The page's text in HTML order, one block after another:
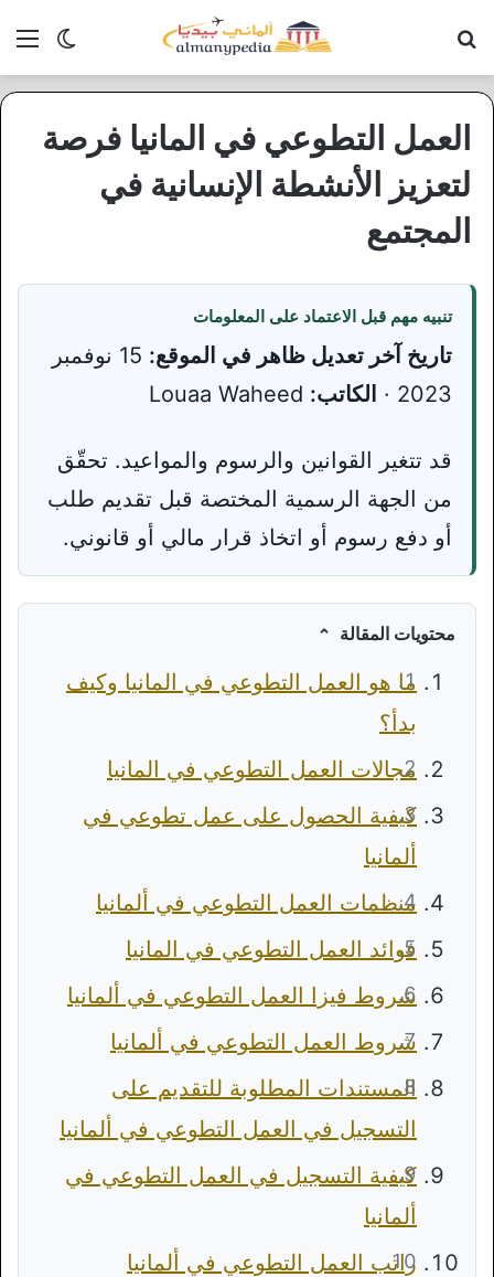
الوضع
العمل التطوعي في المانيا فرصة
لتعزيز الأنشطة الإنسانية في
المجتمع
تنبيه مهم قبل الاعتماد على المعلومات
تاريخ آخر تعديل ظاهر في الموقع:
15 نوفمبر
2023 ·
الكاتب:
قد تتغير القوانين والرسوم والمواعيد. تحقّق
من الجهة الرسمية المختصة قبل تقديم طلب
أو دفع رسوم أو اتخاذ قرار مالي أو قانوني.
محتويات المقالة
ما هو العمل التطوعي في المانيا وكيف
بدأ؟
مجالات العمل التطوعي في المانيا
كيفية الحصول على عمل تطوعي في
ألمانيا
منظمات العمل التطوعي في ألمانيا
فوائد العمل التطوعي في المانيا
شروط فيزا العمل التطوعي في ألمانيا
شروط العمل التطوعي في ألمانيا
المستندات المطلوبة للتقديم على
التسجيل في العمل التطوعي في ألمانيا
كيفية التسجيل في العمل التطوعي في
ألمانيا
راتب العمل التطوعي في ألمانيا